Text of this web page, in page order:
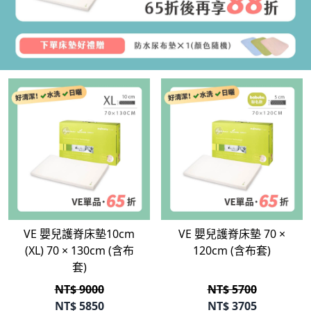
立即選購
VE 嬰兒護脊床墊10cm
(XL) 70 × 130cm (含布
套)
NT$ 9000
NT$5850
立即選購
VE 嬰兒護脊床墊 70 ×
120cm (含布套)
NT$ 5700
NT$3705